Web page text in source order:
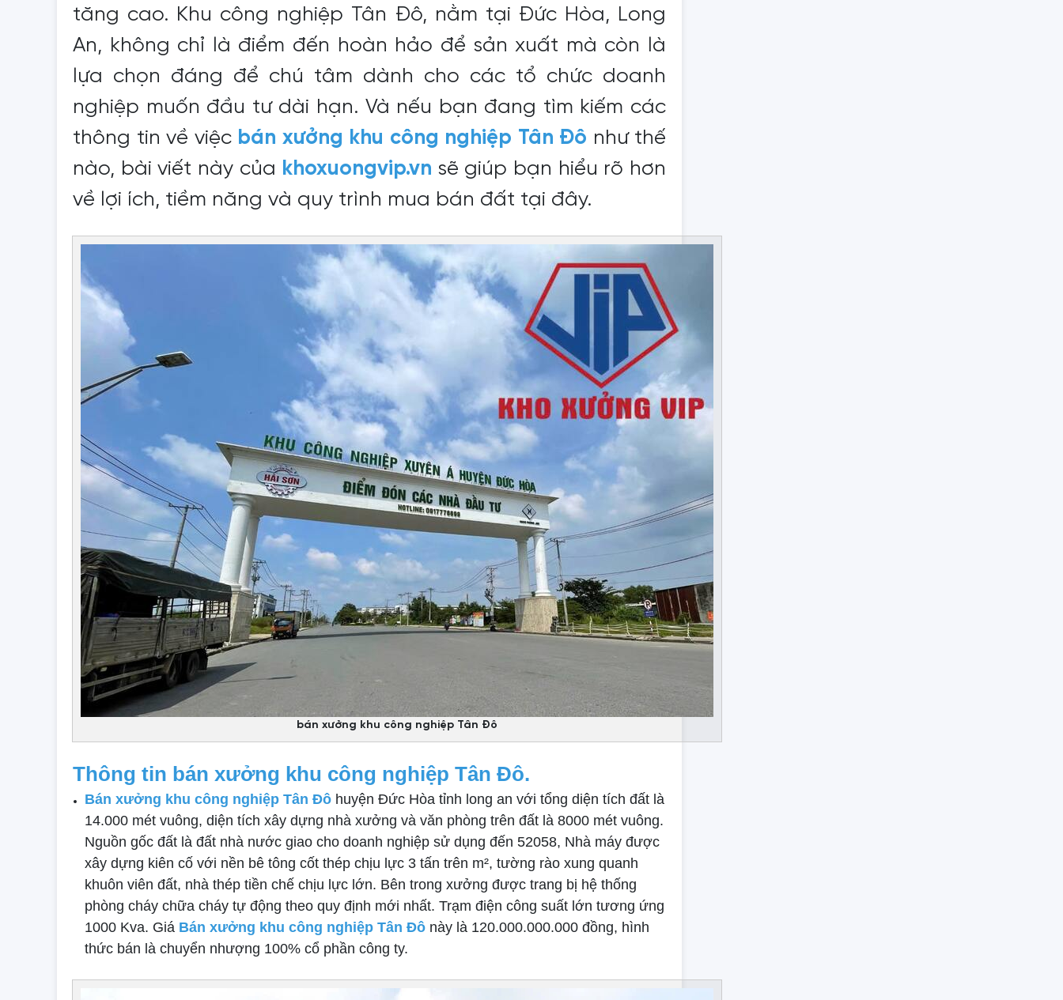
tăng cao. Khu công nghiệp Tân Đô, nằm tại Đức Hòa, Long
An, không chỉ là điểm đến hoàn hảo để sản xuất mà còn là
lựa chọn đáng để chú tâm dành cho các tổ chức doanh
nghiệp muốn đầu tư dài hạn. Và nếu bạn đang tìm kiếm các
thông tin về việc bán xưởng khu công nghiệp Tân Đô như thế
nào, bài viết này của khoxuongvip.vn sẽ giúp bạn hiểu rõ hơn
về lợi ích, tiềm năng và quy trình mua bán đất tại đây.
bán xưởng khu công nghiệp Tân Đô
Thông tin bán xưởng khu công nghiệp Tân Đô.
Bán xưởng khu công nghiệp Tân Đô huyện Đức Hòa tỉnh long an với tổng diện tích đất là
14.000 mét vuông, diện tích xây dựng nhà xưởng và văn phòng trên đất là 8000 mét vuông.
Nguồn gốc đất là đất nhà nước giao cho doanh nghiệp sử dụng đến 52058, Nhà máy được
xây dựng kiên cố với nền bê tông cốt thép chịu lực 3 tấn trên m², tường rào xung quanh
khuôn viên đất, nhà thép tiền chế chịu lực lớn. Bên trong xưởng được trang bị hệ thống
phòng cháy chữa cháy tự động theo quy định mới nhất. Trạm điện công suất lớn tương ứng
1000 Kva. Giá Bán xưởng khu công nghiệp Tân Đô này là 120.000.000.000 đồng, hình
thức bán là chuyển nhượng 100% cổ phần công ty.